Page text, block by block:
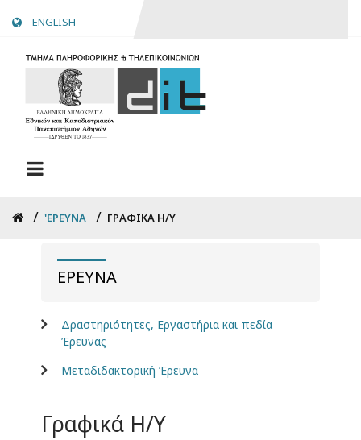
content
ENGLISH
Breadcrumb
'ΕΡΕΥΝΑ ΓΡΑΦΙΚΆ Η/Υ
Γραφικά Η/Υ
ΈΡΕΥΝΑ
Δραστηριότητες, Εργαστήρια και πεδία
Έρευνας
Μεταδιδακτορική Έρευνα